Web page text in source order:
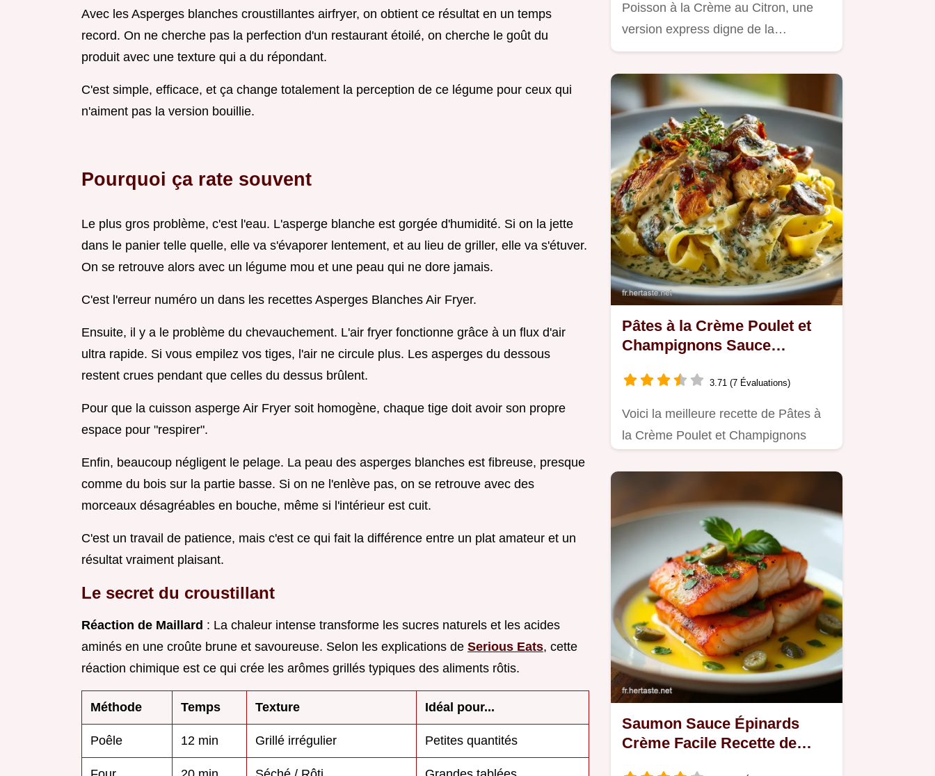
Avec les Asperges blanches croustillantes airfryer, on obtient ce résultat en un temps
record. On ne cherche pas la perfection d'un restaurant étoilé, on cherche le goût du
produit avec une texture qui a du répondant.
C'est simple, efficace, et ça change totalement la perception de ce légume pour ceux qui
n'aiment pas la version bouillie.
Pourquoi ça rate souvent
Le plus gros problème, c'est l'eau. L'asperge blanche est gorgée d'humidité. Si on la jette
dans le panier telle quelle, elle va s'évaporer lentement, et au lieu de griller, elle va s'étuver.
On se retrouve alors avec un légume mou et une peau qui ne dore jamais.
C'est l'erreur numéro un dans les recettes Asperges Blanches Air Fryer.
Ensuite, il y a le problème du chevauchement. L'air fryer fonctionne grâce à un flux d'air
ultra rapide. Si vous empilez vos tiges, l'air ne circule plus. Les asperges du dessous
restent crues pendant que celles du dessus brûlent.
Pour que la cuisson asperge Air Fryer soit homogène, chaque tige doit avoir son propre
espace pour "respirer".
Enfin, beaucoup négligent le pelage. La peau des asperges blanches est fibreuse, presque
comme du bois sur la partie basse. Si on ne l'enlève pas, on se retrouve avec des
morceaux désagréables en bouche, même si l'intérieur est cuit.
C'est un travail de patience, mais c'est ce qui fait la différence entre un plat amateur et un
résultat vraiment plaisant.
Le secret du croustillant
Réaction de Maillard : La chaleur intense transforme les sucres naturels et les acides
aminés en une croûte brune et savoureuse. Selon les explications de Serious Eats, cette
réaction chimique est ce qui crée les arômes grillés typiques des aliments rôtis.
Méthode Temps Texture Idéal pour...
Poêle 12 min Grillé irrégulier Petites quantités
Poisson à la Crème au Citron, une
version express digne de la…
Pâtes à la Crème Poulet et
Champignons Sauce
3.71 (7 Évaluations)
Voici la meilleure recette de Pâtes à
la Crème Poulet et Champignons
Saumon Sauce Épinards
Crème Facile Recette de